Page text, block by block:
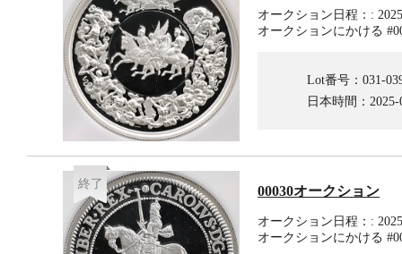
オークション日程：:
オークションにかける
Lot番号：031-
日本時間：
終了 00030オークション
オークション日程：:
オークションにかける